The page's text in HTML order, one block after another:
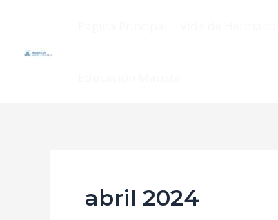
abril 2024